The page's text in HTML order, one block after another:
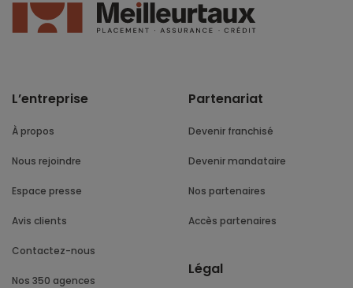
L’entreprise
À propos
Nous rejoindre
Espace presse
Avis clients
Contactez-nous
Nos 350 agences
Partenariat
Devenir franchisé
Devenir mandataire
Nos partenaires
Accès partenaires
Légal